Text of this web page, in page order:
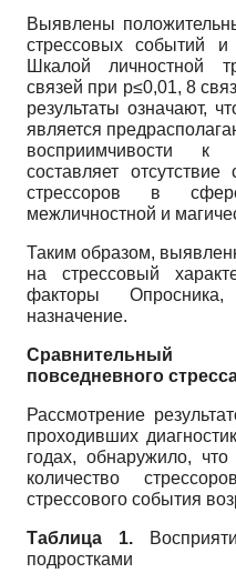
Выявлены
стрессовых событий
Шкалой личностной
связей при р≤0,01, 8
результаты означают,
является
восприимчивости к
составляет
стрессоров в
межличностной и
Таким образом,
на стрессовый
факторы
назначение.
Сравнительный
повседневного
Рассмотрение
проходивших
годах, обнаружило,
количество
стрессового события
Таблица 1.
подростками